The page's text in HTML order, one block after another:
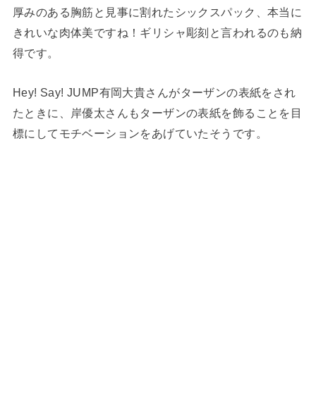
厚みのある胸筋と見事に割れたシックスパック、本当に
きれいな肉体美ですね！ギリシャ彫刻と言われるのも納
得です。
Hey! Say! JUMP有岡大貴さんがターザンの表紙をされ
たときに、岸優太さんもターザンの表紙を飾ることを目
標にしてモチベーションをあげていたそうです。